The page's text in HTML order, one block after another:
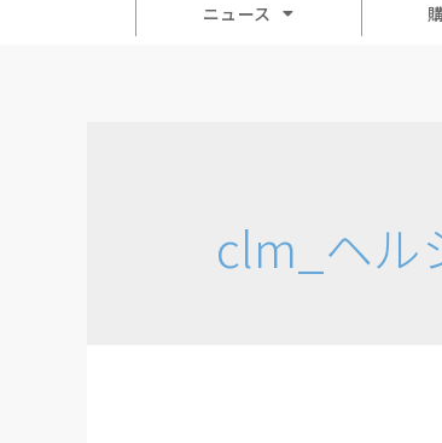
ニュース
clm_ヘル